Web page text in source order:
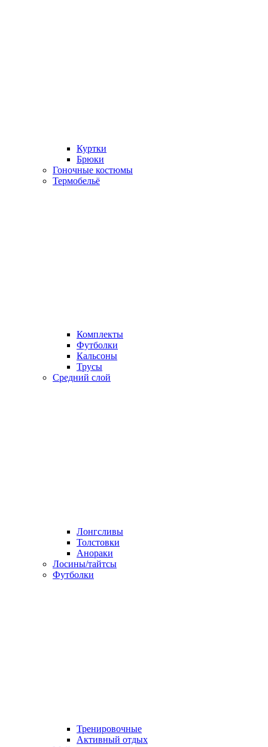
Куртки
Брюки
Гоночные костюмы
Термобельё
Комплекты
Футболки
Кальсоны
Трусы
Средний слой
Лонгсливы
Толстовки
Анораки
Лосины/тайтсы
Футболки
Тренировочные
Активный отдых